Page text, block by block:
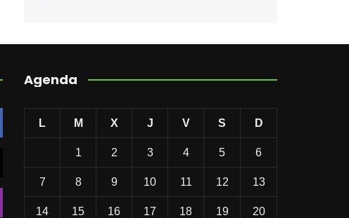
Agenda
L M X J V S D
1 2 3 4 5 6
7 8 9 10 11 12 13
14 15 16 17 18 19 20